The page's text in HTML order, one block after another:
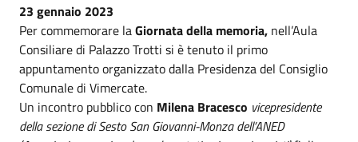
23 gennaio 2023
Per commemorare laGiornata della memoria, nell’Aula
Consiliare di Palazzo Trotti si è tenuto il primo
appuntamento organizzato dalla Presidenza del Consiglio
Comunale di Vimercate.
Un incontro pubblico con Milena Bracesco vicepresidente
della sezione di Sesto San Giovanni-Monza dell’ANED